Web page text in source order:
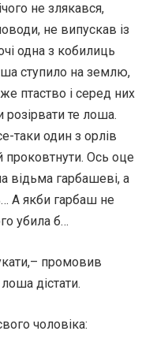
не злякався,
не випускав із
одна з кобилиць
ступило на землю,
птаство і серед них
розірвати те лоша.
таки один з орлів
проковтнути. Ось оце
відьма гарбашеві, а
А якби гарбаш не
убила б…
промовив
дістати.
чоловіка: